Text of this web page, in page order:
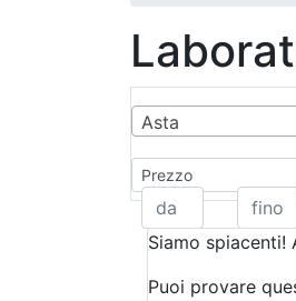
Asta
Prezzo
Siamo spiacenti!
Puoi provare